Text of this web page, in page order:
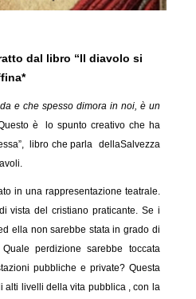
dal libro “Il diavolo si
e che spesso dimora in noi, è un
è lo spunto creativo che ha
libro che parla dellaSalvezza
in una rappresentazione teatrale.
vista del cristiano praticante. Se i
ella non sarebbe stata in grado di
perdizione sarebbe toccata
pubbliche e private? Questa
alti livelli della vita pubblica , con la